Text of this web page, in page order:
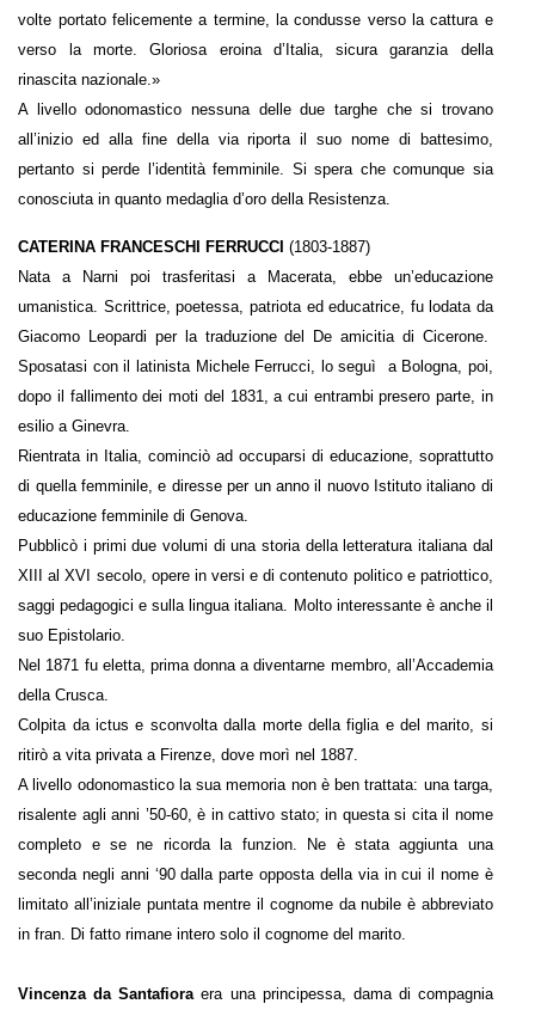
volte portato felicemente a termine, la condusse verso la cattura e
verso la morte. Gloriosa eroina d’Italia, sicura garanzia della
rinascita nazionale.»
A livello odonomastico nessuna delle due targhe che si trovano
all’inizio ed alla fine della via riporta il suo nome di battesimo,
pertanto si perde l’identità femminile. Si spera che comunque sia
conosciuta in quanto medaglia d’oro della Resistenza.
CATERINA FRANCESCHI FERRUCCI (1803-1887)
Nata a Narni poi trasferitasi a Macerata, ebbe un’educazione
umanistica. Scrittrice, poetessa, patriota ed educatrice, fu lodata da
Giacomo Leopardi per la traduzione del De amicitia di Cicerone.
Sposatasi con il latinista Michele Ferrucci, lo seguì a Bologna, poi,
dopo il fallimento dei moti del 1831, a cui entrambi presero parte, in
esilio a Ginevra.
Rientrata in Italia, cominciò ad occuparsi di educazione, soprattutto
di quella femminile, e diresse per un anno il nuovo Istituto italiano di
educazione femminile di Genova.
Pubblicò i primi due volumi di una storia della letteratura italiana dal
XIII al XVI secolo, opere in versi e di contenuto politico e patriottico,
saggi pedagogici e sulla lingua italiana. Molto interessante è anche il
suo Epistolario.
Nel 1871 fu eletta, prima donna a diventarne membro, all’Accademia
della Crusca.
Colpita da ictus e sconvolta dalla morte della figlia e del marito, si
ritirò a vita privata a Firenze, dove morì nel 1887.
A livello odonomastico la sua memoria non è ben trattata: una targa,
risalente agli anni ’50-60, è in cattivo stato; in questa si cita il nome
completo e se ne ricorda la funzion. Ne è stata aggiunta una
seconda negli anni ‘90 dalla parte opposta della via in cui il nome è
limitato all’iniziale puntata mentre il cognome da nubile è abbreviato
in fran. Di fatto rimane intero solo il cognome del marito.
Vincenza da Santafiora era una principessa, dama di compagnia